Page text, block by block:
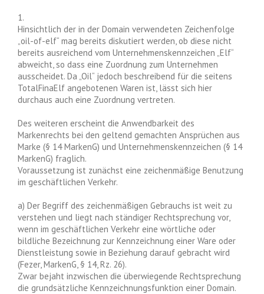
1.
Hinsichtlich der in der Domain verwendeten Zeichenfolge
„oil-of-elf“ mag bereits diskutiert werden, ob diese nicht
bereits ausreichend vom Unternehmenskennzeichen „Elf“
abweicht, so dass eine Zuordnung zum Unternehmen
ausscheidet. Da „Oil“ jedoch beschreibend für die seitens
TotalFinaElf angebotenen Waren ist, lässt sich hier
durchaus auch eine Zuordnung vertreten.
Des weiteren erscheint die Anwendbarkeit des
Markenrechts bei den geltend gemachten Ansprüchen aus
Marke (§ 14 MarkenG) und Unternehmenskennzeichen (§ 14
MarkenG) fraglich.
Voraussetzung ist zunächst eine zeichenmäßige Benutzung
im geschäftlichen Verkehr.
a) Der Begriff des zeichenmäßigen Gebrauchs ist weit zu
verstehen und liegt nach ständiger Rechtsprechung vor,
wenn im geschäftlichen Verkehr eine wörtliche oder
bildliche Bezeichnung zur Kennzeichnung einer Ware oder
Dienstleistung sowie in Beziehung darauf gebracht wird
(Fezer, MarkenG, § 14, Rz. 26).
Zwar bejaht inzwischen die überwiegende Rechtsprechung
die grundsätzliche Kennzeichnungsfunktion einer Domain.